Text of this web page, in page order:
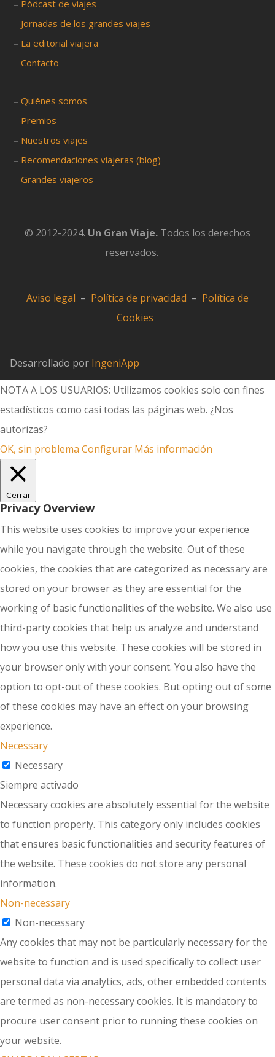
– Pódcast de viajes
– Jornadas de los grandes viajes
– La editorial viajera
–Contacto
–Quiénes somos
– Premios
– Nuestros viajes
– Recomendaciones viajeras (blog)
–Grandes viajeros
© 2012-2024. Un Gran Viaje. Todos los derechos
reservados.
Aviso legal – Política de privacidad – Política de
Cookies
Desarrollado por IngeniApp
NOTA A LOS USUARIOS: Utilizamos cookies solo con fines
estadísticos como casi todas las páginas web. ¿Nos
autorizas?
OK, sin problema Configurar Más información
Cerrar
Privacy Overview
This website uses cookies to improve your experience
while you navigate through the website. Out of these
cookies, the cookies that are categorized as necessary are
stored on your browser as they are essential for the
working of basic functionalities of the website. We also use
third-party cookies that help us analyze and understand
how you use this website. These cookies will be stored in
your browser only with your consent. You also have the
option to opt-out of these cookies. But opting out of some
of these cookies may have an effect on your browsing
experience.
Necessary
Necessary
Siempre activado
Necessary cookies are absolutely essential for the website
to function properly. This category only includes cookies
that ensures basic functionalities and security features of
the website. These cookies do not store any personal
information.
Non-necessary
Non-necessary
Any cookies that may not be particularly necessary for the
website to function and is used specifically to collect user
personal data via analytics, ads, other embedded contents
are termed as non-necessary cookies. It is mandatory to
procure user consent prior to running these cookies on
your website.